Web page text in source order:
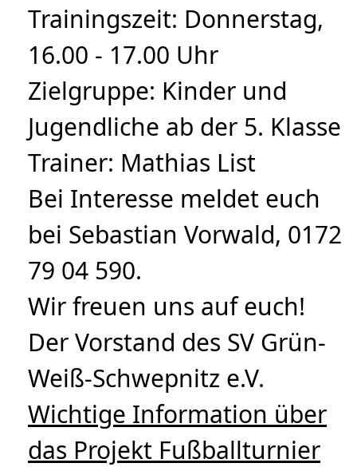
Trainingszeit: Donnerstag,
16.00 - 17.00 Uhr
Zielgruppe: Kinder und
Jugendliche ab der 5. Klasse
Trainer: Mathias List
Bei Interesse meldet euch
bei Sebastian Vorwald, 0172
79 04 590.
Wir freuen uns auf euch!
Der Vorstand des SV Grün-
Weiß-Schwepnitz e.V.
Wichtige Information über
das Projekt Fußballturnier